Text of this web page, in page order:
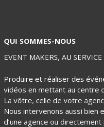
QUI SOMMES-NOUS
EVENT MAKERS, AU SERVICE
Produire et réaliser des
vidéos en mettant au centre
La vôtre, celle de votre
Nous intervenons aussi bien
d’une agence ou directement